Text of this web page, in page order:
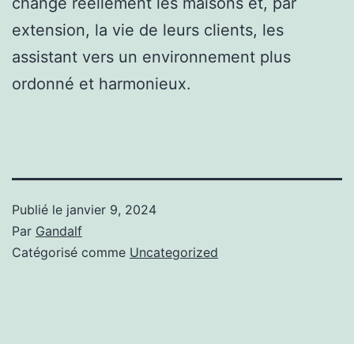
extension, la vie de leurs clients, les
assistant vers un environnement plus
ordonné et harmonieux.
Publié le janvier 9, 2024
Par Gandalf
Catégorisé comme Uncategorized